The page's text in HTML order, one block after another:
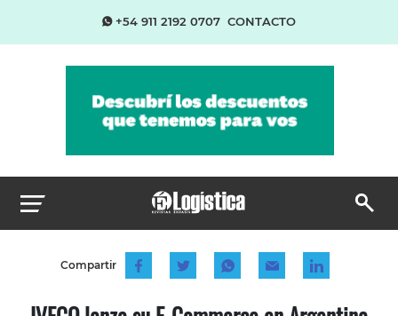
+54 911 2192 0707 CONTACTO
Compartir